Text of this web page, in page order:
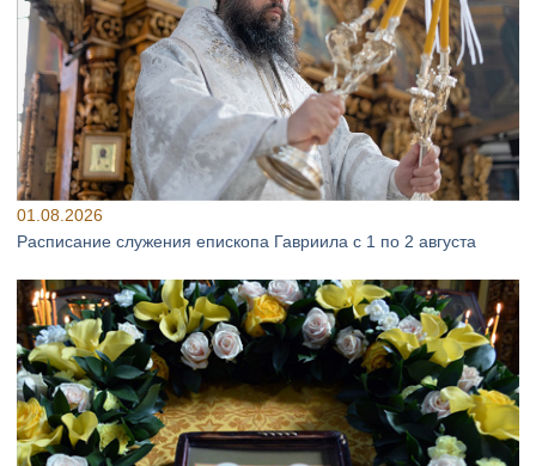
01.08.2026
Расписание служения епископа Гавриила с 1 по 2 августа